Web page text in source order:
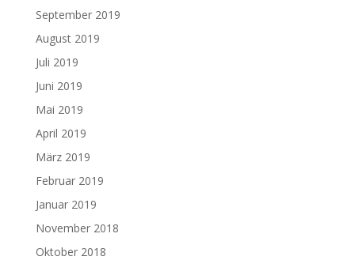
September 2019
August 2019
Juli 2019
Juni 2019
Mai 2019
April 2019
März 2019
Februar 2019
Januar 2019
November 2018
Oktober 2018